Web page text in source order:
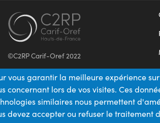
©C2RP Carif-Oref 2022
vous garantir la meilleure expérience
concernant lors de vos visites. Ces
similaires nous permettent
devez accepter ou refuser le traitement